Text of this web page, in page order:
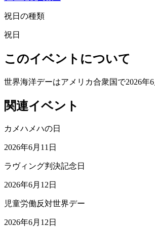
祝日の種類
祝日
このイベントについて
世界海洋デーはアメリカ合衆国で2026年
関連イベント
カメハメハの日
2026年6月11日
ラヴィング判決記念日
2026年6月12日
児童労働反対世界デー
2026年6月12日